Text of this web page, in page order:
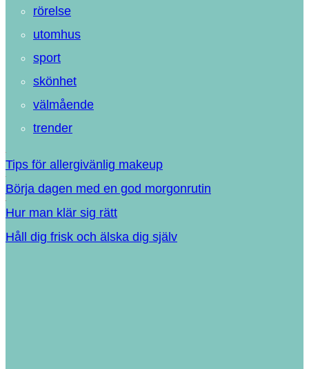
rörelse
utomhus
sport
skönhet
välmående
trender
Tips för allergivänlig makeup
Börja dagen med en god morgonrutin
Hur man klär sig rätt
Håll dig frisk och älska dig själv